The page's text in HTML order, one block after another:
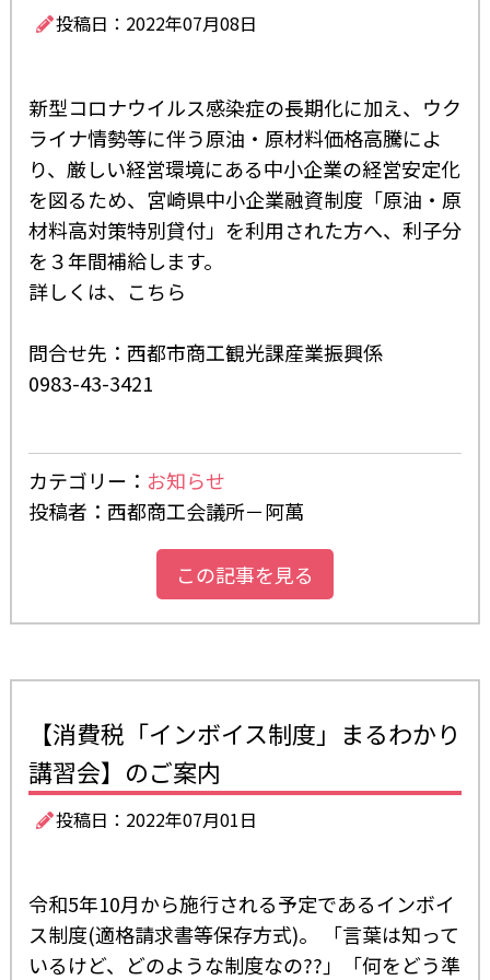
投稿日：2022年07月08日
新型コロナウイルス感染症の長期化に加え、ウク
ライナ情勢等に伴う原油・原材料価格高騰によ
り、厳しい経営環境にある中小企業の経営安定化
を図るため、宮崎県中小企業融資制度「原油・原
材料高対策特別貸付」を利用された方へ、利子分
を３年間補給します。
詳しくは、
こちら
問合せ先：西都市商工観光課産業振興係
0983-43-3421
カテゴリー： お知らせ
投稿者：西都商工会議所－阿萬
この記事を見る
【消費税「インボイス制度」まるわかり
講習会】のご案内
投稿日：2022年07月01日
令和5年10月から施行される予定であるインボイ
ス制度(適格請求書等保存方式)。 「言葉は知って
いるけど、どのような制度なの??｣ ｢何をどう準